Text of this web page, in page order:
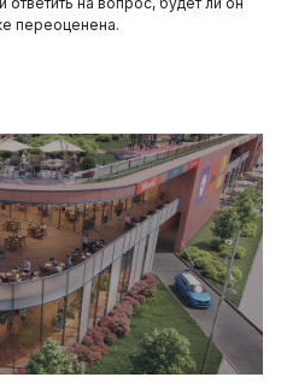
переоценена.